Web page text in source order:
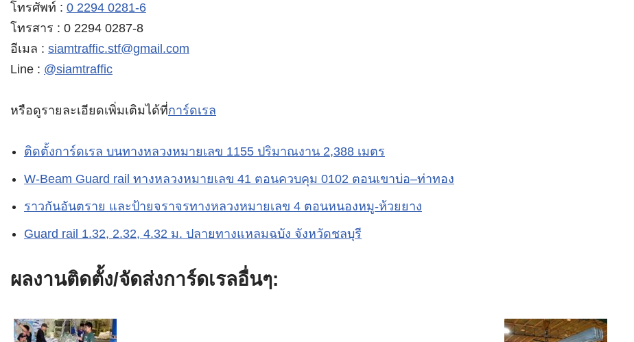
โทรศัพท์ : 0 2294 0281-6
โทรสาร : 0 2294 0287-8
อีเมล : siamtraffic.stf@gmail.com
Line : @siamtraffic
หรือดูรายละเอียดเพิ่มเติมได้ที่การ์ดเรล
ติดตั้งการ์ดเรล บนทางหลวงหมายเลข 1155 ปริมาณงาน 2,388 เมตร
W-Beam Guard rail ทางหลวงหมายเลข 41 ตอนควบคุม 0102 ตอนเขาบ่อ–ท่าทอง
ราวกันอันตราย และป้ายจราจรทางหลวงหมายเลข 4 ตอนหนองหมู-ห้วยยาง
Guard rail 1.32, 2.32, 4.32 ม. ปลายทางแหลมฉบัง จังหวัดชลบุรี
ผลงานติดตั้ง/จัดส่งการ์ดเรลอื่นๆ: